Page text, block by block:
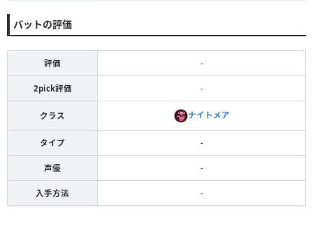
バットの評価
評価 -
2pick評価 -
クラス ナイトメア
タイプ -
声優 -
入手方法 -